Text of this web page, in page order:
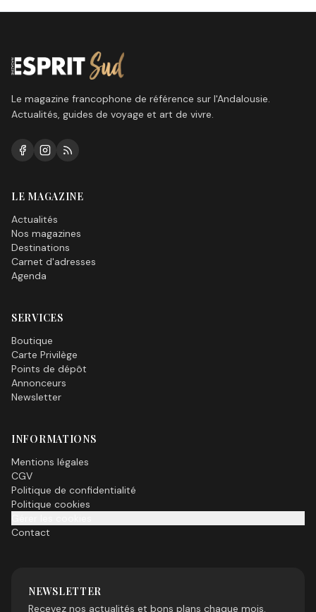
quand le soleil va-t-il
Le magazine francophone de référence sur l'Andalousie.
Actualités, guides de voyage et art de vivre.
LE MAGAZINE
Actualités
Nos magazines
Destinations
Carnet d'adresses
Agenda
SERVICES
Boutique
Carte Privilège
Points de dépôt
Annonceurs
Newsletter
INFORMATIONS
Mentions légales
CGV
Politique de confidentialité
Politique cookies
Contact
NEWSLETTER
Recevez nos actualités et bons plans chaque mois.